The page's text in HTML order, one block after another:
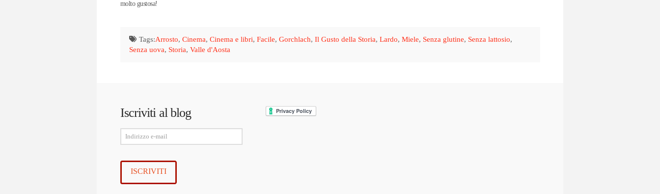
molto gustosa!
Tags:Arrosto, Cinema, Cinema e libri, Facile, Gorchlach, Il Gusto della Storia, Lardo, Miele, Senza glutine, Senza lattosio,
Senza uova, Storia,Valle d'Aosta
Iscriviti al blog
Indirizzo
e-
mail
ISCRIVITI